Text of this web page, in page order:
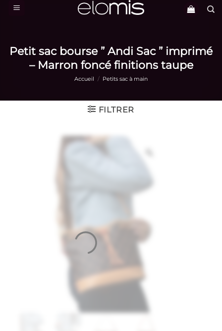
Passer
Petit sac bourse ” Andi Sac ” imprimé
– Marron foncé finitions taupe
Accueil / Petits sac à main
FILTRER